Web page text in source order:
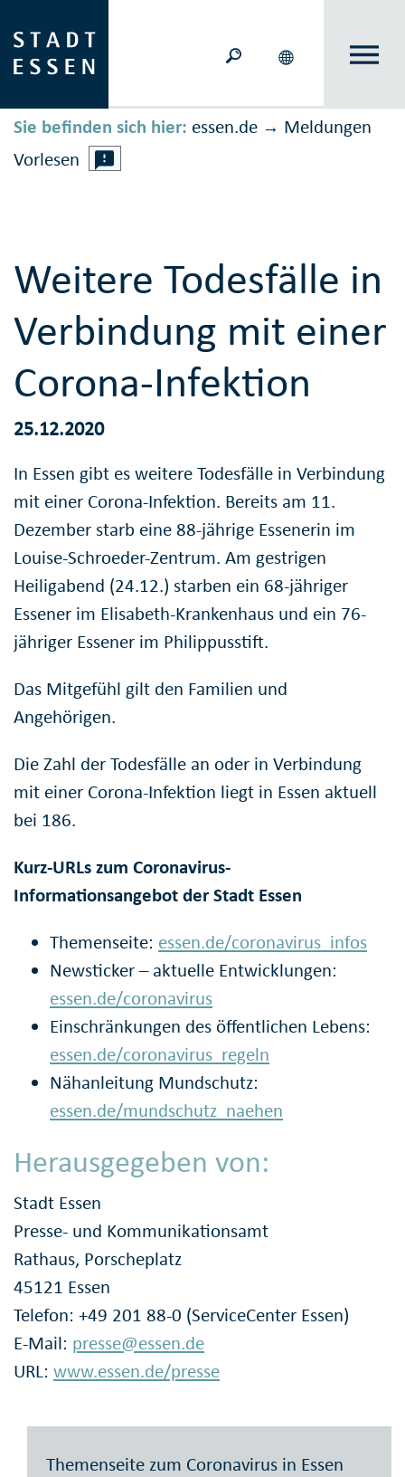
Sie befinden sich hier: essen.de → Meldungen
Vorlesen
Weitere Todesfälle in
Verbindung mit einer
Corona-Infektion
25.12.2020
In Essen gibt es weitere Todesfälle in Verbindung
mit einer Corona-Infektion. Bereits am 11.
Dezember starb eine 88-jährige Essenerin im
Louise-Schroeder-Zentrum. Am gestrigen
Heiligabend (24.12.) starben ein 68-jähriger
Essener im Elisabeth-Krankenhaus und ein 76-
jähriger Essener im Philippusstift.
Das Mitgefühl gilt den Familien und
Angehörigen.
Die Zahl der Todesfälle an oder in Verbindung
mit einer Corona-Infektion liegt in Essen aktuell
bei 186.
Kurz-URLs zum Coronavirus-
Informationsangebot der Stadt Essen
Themenseite: essen.de/coronavirus_infos
Newsticker – aktuelle Entwicklungen:
essen.de/coronavirus
Einschränkungen des öffentlichen Lebens:
essen.de/coronavirus_regeln
Nähanleitung Mundschutz:
essen.de/mundschutz_naehen
Herausgegeben von:
Stadt Essen
Presse- und Kommunikationsamt
Rathaus, Porscheplatz
45121 Essen
Telefon: +49 201 88-0 (ServiceCenter Essen)
E-Mail: presse@essen.de
URL: www.essen.de/presse
Themenseite zum Coronavirus in Essen